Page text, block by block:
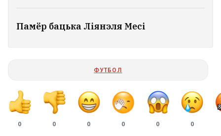
Памёр бацька Ліянэля Месі
ФУТБОЛ
0 0 0 0 0 0
Сын Джо Байдэна расказаў пра
рак
Больш за 100 тысяч фактаў пераследу: